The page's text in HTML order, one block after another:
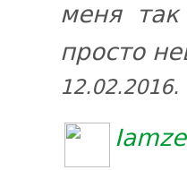
меня
просто
12.02.2016.